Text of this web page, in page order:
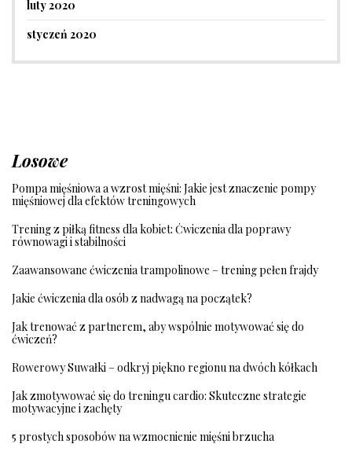
luty 2020
styczeń 2020
Losowe
Pompa mięśniowa a wzrost mięśni: Jakie jest znaczenie pompy
mięśniowej dla efektów treningowych
Trening z piłką fitness dla kobiet: Ćwiczenia dla poprawy
równowagi i stabilności
Zaawansowane ćwiczenia trampolinowe – trening pełen frajdy
Jakie ćwiczenia dla osób z nadwagą na początek?
Jak trenować z partnerem, aby wspólnie motywować się do
ćwiczeń?
Rowerowy Suwałki – odkryj piękno regionu na dwóch kółkach
Jak zmotywować się do treningu cardio: Skuteczne strategie
motywacyjne i zachęty
5 prostych sposobów na wzmocnienie mięśni brzucha